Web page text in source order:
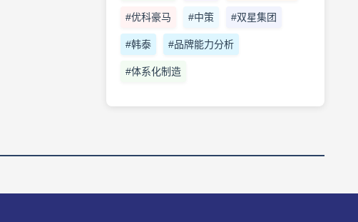
#优科豪马 #中策 #双星集团
#韩泰 #品牌能力分析
#体系化制造